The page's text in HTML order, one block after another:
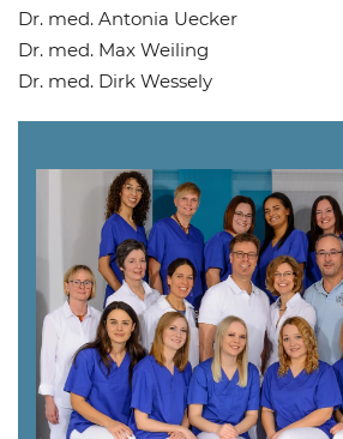
Dr. med. Antonia Uecker
Dr. med. Max Weiling
Dr. med. Dirk Wessely